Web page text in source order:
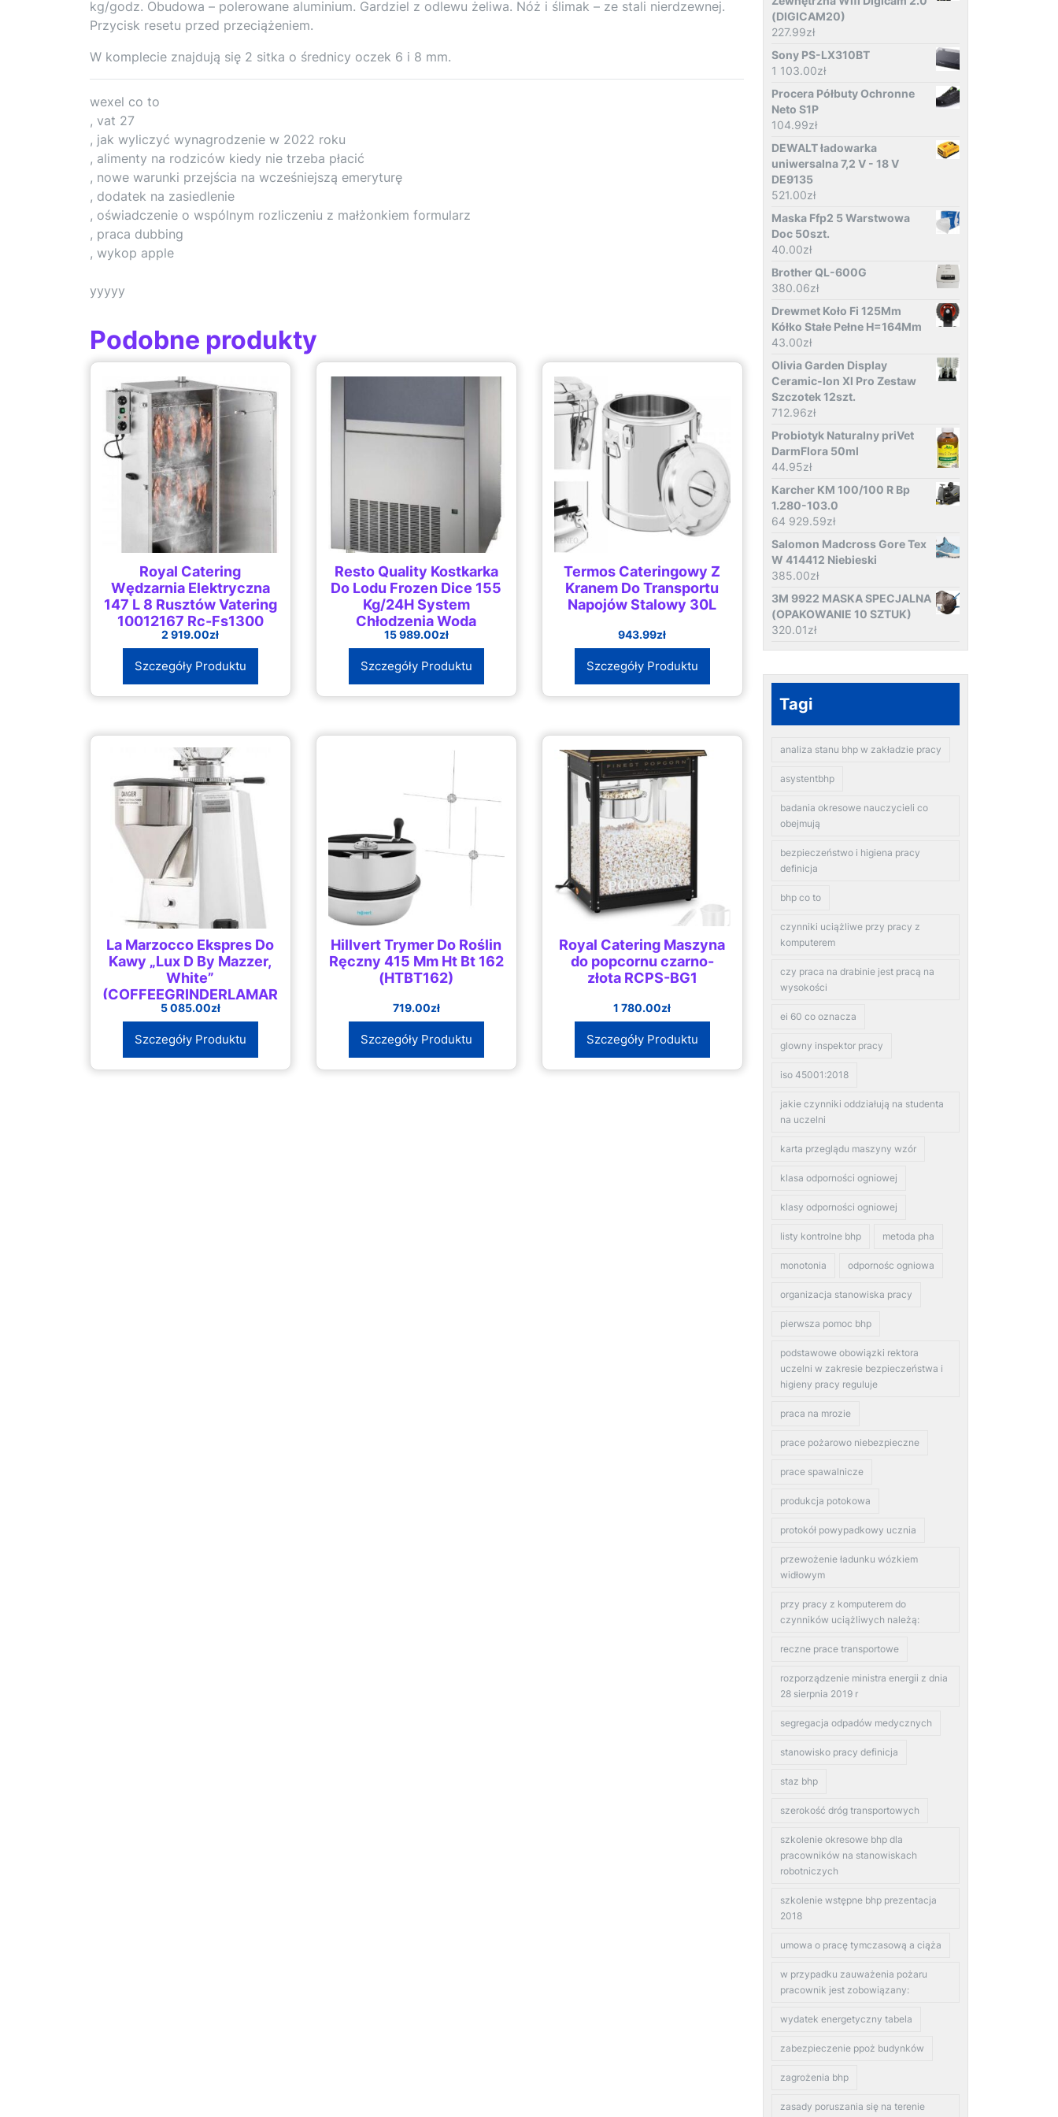
kg/godz. Obudowa – polerowane aluminium. Gardziel z odlewu żeliwa. Nóż i ślimak – ze stali nierdzewnej.
Przycisk resetu przed przeciążeniem.
W komplecie znajdują się 2 sitka o średnicy oczek 6 i 8 mm.
wexel co to
, vat 27
, jak wyliczyć wynagrodzenie w 2022 roku
, alimenty na rodziców kiedy nie trzeba płacić
, nowe warunki przejścia na wcześniejszą emeryturę
, dodatek na zasiedlenie
, oświadczenie o wspólnym rozliczeniu z małżonkiem formularz
, praca dubbing
, wykop apple
yyyyy
Podobne produkty
Royal Catering
Wędzarnia Elektryczna
147 L 8 Rusztów Vatering
10012167 Rc-Fs1300
2 919.00zł
Szczegóły Produktu
Resto Quality Kostkarka
Do Lodu Frozen Dice 155
Kg/24H System
Chłodzenia Wodą
(SL350W)
15 989.00zł
Szczegóły Produktu
Termos Cateringowy Z
Kranem Do Transportu
Napojów Stalowy 30L
943.99zł
Szczegóły Produktu
La Marzocco Ekspres Do
Kawy „Lux D By Mazzer,
White”
(COFFEEGRINDERLAMARZOCCOLUXDBYMAZZERWHITE)
5 085.00zł
Szczegóły Produktu
Hillvert Trymer Do Roślin
Ręczny 415 Mm Ht Bt 162
(HTBT162)
719.00zł
Szczegóły Produktu
Royal Catering Maszyna
do popcornu czarno-
złota RCPS-BG1
1 780.00zł
Szczegóły Produktu
(DIGICAM20)
227.99zł
Sony PS-LX310BT
1 103.00zł
Procera Półbuty Ochronne
Neto S1P
104.99zł
DEWALT ładowarka
uniwersalna 7,2 V - 18 V
DE9135
521.00zł
Maska Ffp2 5 Warstwowa
Doc 50szt.
40.00zł
Brother QL-600G
380.06zł
Drewmet Koło Fi 125Mm
Kółko Stałe Pełne H=164Mm
43.00zł
Olivia Garden Display
Ceramic-Ion Xl Pro Zestaw
Szczotek 12szt.
712.96zł
Probiotyk Naturalny priVet
DarmFlora 50ml
44.95zł
Karcher KM 100/100 R Bp
1.280-103.0
64 929.59zł
Salomon Madcross Gore Tex
W 414412 Niebieski
385.00zł
3M 9922 MASKA SPECJALNA
(OPAKOWANIE 10 SZTUK)
320.01zł
Tagi
analiza stanu bhp w zakładzie pracy
asystentbhp
badania okresowe nauczycieli co
obejmują
bezpieczeństwo i higiena pracy
definicja
bhp co to
czynniki uciążliwe przy pracy z
komputerem
czy praca na drabinie jest pracą na
wysokości
ei 60 co oznacza
glowny inspektor pracy
iso 45001:2018
jakie czynniki oddziałują na studenta
na uczelni
karta przeglądu maszyny wzór
klasa odporności ogniowej
klasy odporności ogniowej
listy kontrolne bhp metoda pha
monotonia odpornośc ogniowa
organizacja stanowiska pracy
pierwsza pomoc bhp
podstawowe obowiązki rektora
uczelni w zakresie bezpieczeństwa i
higieny pracy reguluje
praca na mrozie
prace pożarowo niebezpieczne
prace spawalnicze
produkcja potokowa
protokół powypadkowy ucznia
przewożenie ładunku wózkiem
widłowym
przy pracy z komputerem do
czynników uciążliwych należą:
reczne prace transportowe
rozporządzenie ministra energii z dnia
28 sierpnia 2019 r
segregacja odpadów medycznych
stanowisko pracy definicja
staz bhp
szerokość dróg transportowych
szkolenie okresowe bhp dla
pracowników na stanowiskach
robotniczych
szkolenie wstępne bhp prezentacja
2018
umowa o pracę tymczasową a ciąża
w przypadku zauważenia pożaru
pracownik jest zobowiązany:
wydatek energetyczny tabela
zabezpieczenie ppoż budynków
zagrożenia bhp
zasady poruszania się na terenie